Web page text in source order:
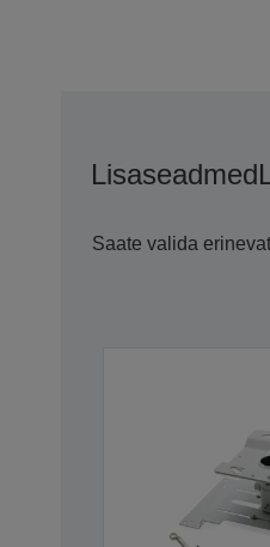
Lisaseadmed
Saate valida